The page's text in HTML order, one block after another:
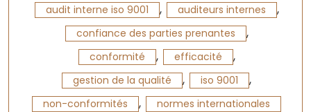
audit interne iso 9001 , auditeurs internes ,
confiance des parties prenantes ,
conformité , efficacité ,
gestion de la qualité , iso 9001 ,
non-conformités , normes internationales